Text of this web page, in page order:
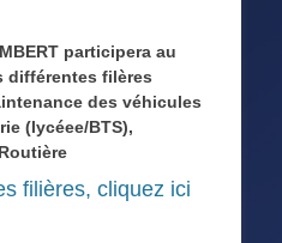
participera au
différentes filères
des véhicules
(lycéee/BTS),
filières, cliquez ici